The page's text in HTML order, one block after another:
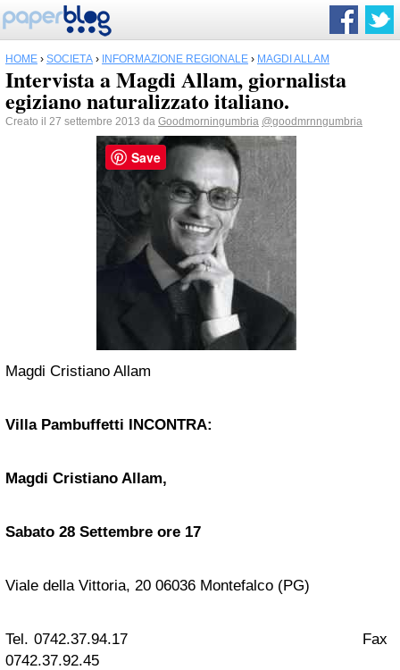
HOME › SOCIETÀ › INFORMAZIONE REGIONALE › MAGDI ALLAM
Intervista a Magdi Allam, giornalista
egiziano naturalizzato italiano.
Creato il 27 settembre 2013 da Goodmorningumbria @goodmrnngumbria
Magdi Cristiano Allam
Villa Pambuffetti INCONTRA:
Magdi Cristiano Allam,
Sabato 28 Settembre ore 17
Viale della Vittoria, 20 06036 Montefalco (PG)
Tel. 0742.37.94.17 Fax
0742.37.92.45
Save